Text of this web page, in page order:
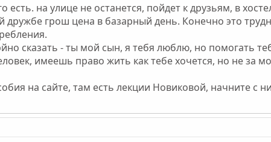
есть. на улице не останется, пойдет к друзьям, в
дружбе грош цена в базарный день. Конечно это
сказать - ты мой сын, я тебя люблю, но помогать
имеешь право жить как тебе хочется, но не за
на сайте, там есть лекции Новиковой, начните с